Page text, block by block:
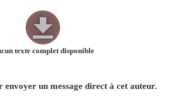
texte complet disponible
envoyer un message direct à cet auteur.